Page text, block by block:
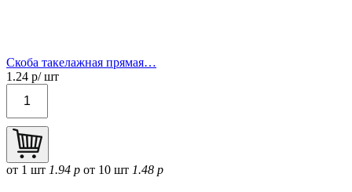
Скоба такелажная прямая…
1.24 р/ шт
от 1 шт 1.94 р от 10 шт 1.48 р